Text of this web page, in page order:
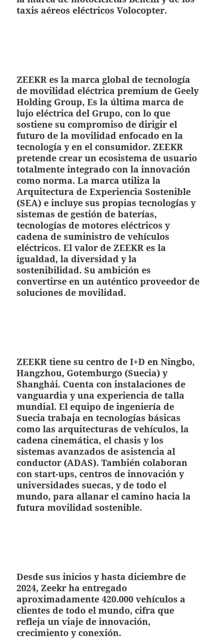
taxis aéreos eléctricos Volocopter.
ZEEKR es la marca global de tecnología
de movilidad eléctrica premium de Geely
Holding Group, Es la última marca de
lujo eléctrica del Grupo, con lo que
sostiene su compromiso de dirigir el
futuro de la movilidad enfocado en la
tecnología y en el consumidor. ZEEKR
pretende crear un ecosistema de usuario
totalmente integrado con la innovación
como norma. La marca utiliza la
Arquitectura de Experiencia Sostenible
(SEA) e incluye sus propias tecnologías y
sistemas de gestión de baterías,
tecnologías de motores eléctricos y
cadena de suministro de vehículos
eléctricos. El valor de ZEEKR es la
igualdad, la diversidad y la
sostenibilidad. Su ambición es
convertirse en un auténtico proveedor de
soluciones de movilidad.
ZEEKR tiene su centro de I+D en Ningbo,
Hangzhou, Gotemburgo (Suecia) y
Shanghái. Cuenta con instalaciones de
vanguardia y una experiencia de talla
mundial. El equipo de ingeniería de
Suecia trabaja en tecnologías básicas
como las arquitecturas de vehículos, la
cadena cinemática, el chasis y los
sistemas avanzados de asistencia al
conductor (ADAS). También colaboran
con start-ups, centros de innovación y
universidades suecas, y de todo el
mundo, para allanar el camino hacia la
futura movilidad sostenible.
Desde sus inicios y hasta diciembre de
2024, Zeekr ha entregado
aproximadamente 420.000 vehículos a
clientes de todo el mundo, cifra que
refleja un viaje de innovación,
crecimiento y conexión.